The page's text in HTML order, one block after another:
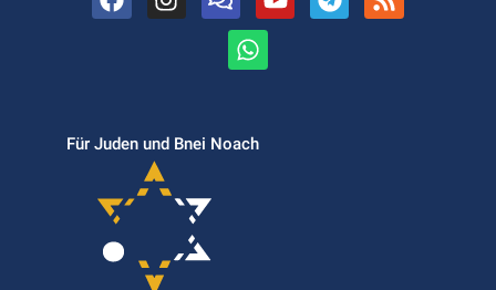
Für Juden und Bnei Noach